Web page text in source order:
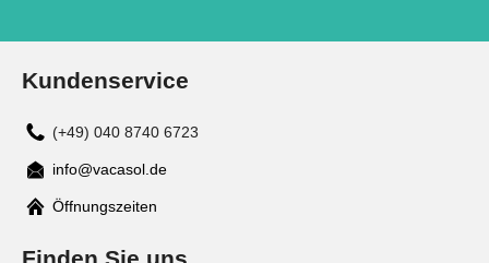
Kundenservice
(+49) 040 8740 6723
Mail
info@vacasol.de
Öffnungszeiten
Finden Sie uns